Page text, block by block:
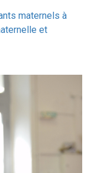
maternels à
et